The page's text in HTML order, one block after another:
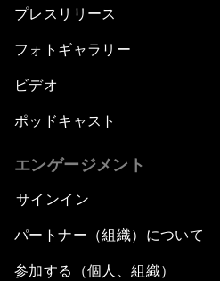
プレスリリース
フォトギャラリー
ビデオ
ポッドキャスト
エンゲージメント
サインイン
パートナー（組織）について
参加する（個人、組織）